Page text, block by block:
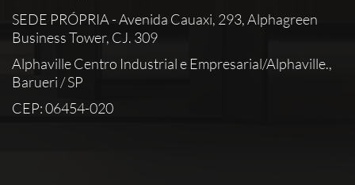
SEDE PRÓPRIA - Avenida Cauaxi, 293, Alphagreen
Business Tower, CJ. 309
Alphaville Centro Industrial e Empresarial/Alphaville.,
Barueri / SP
CEP: 06454-020